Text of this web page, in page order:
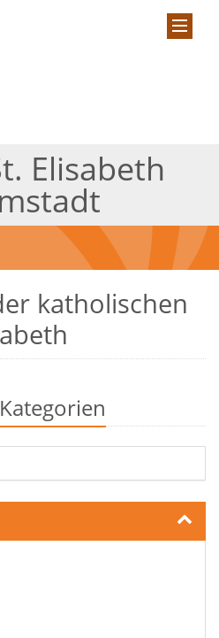
Elisabeth
katholischen